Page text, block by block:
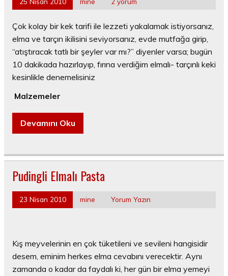
Çok kolay bir kek tarifi ile lezzeti yakalamak istiyorsanız,
elma ve tarçın ikilisini seviyorsanız, evde mutfağa girip,
“atıştıracak tatlı bir şeyler var mı?” diyenler varsa; bugün
10 dakikada hazırlayıp, fırına verdiğim elmalı- tarçınlı keki
kesinlikle denemelisiniz
Malzemeler
Devamını Oku
Pudingli Elmalı Pasta
23 Nisan 2010 mine Yorum Yazın
Kış meyvelerinin en çok tüketileni ve sevileni hangisidir
desem, eminim herkes elma cevabını verecektir. Aynı
zamanda o kadar da faydalı ki, her gün bir elma yemeyi